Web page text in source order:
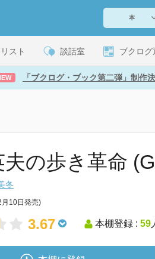
スト 談話室 ブクログ
「ブクログ・ブック第二弾」制作
の歩き革命
冬
10日発売)
3.67 本棚登録 : 59